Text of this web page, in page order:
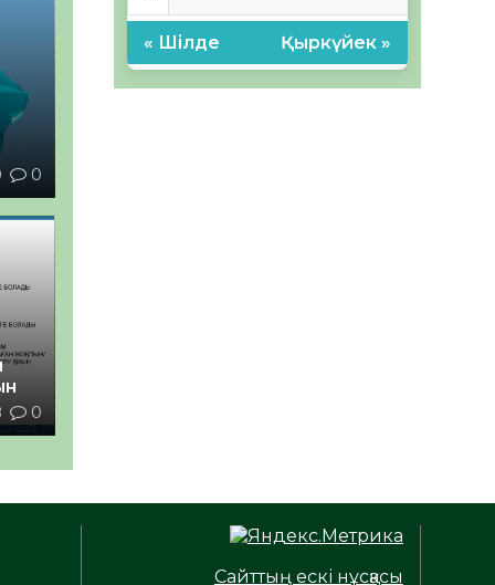
0
0
« Шілде Қыркүйек »
Сайттың ескі нұсқасы